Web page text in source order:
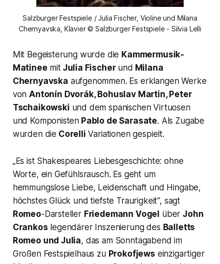
Salzburger Festspiele / Julia Fischer, Violine und Milana
Chernyavska, Klavier © Salzburger Festspiele - Silvia Lelli
Mit Begeisterung wurde die Kammermusik-
Matinee mitJulia Fischerund Milana
Chernyavska aufgenommen. Es erklangen Werke
vonAntonín Dvorák, Bohuslav Martin, Peter
Tschaikowski und dem spanischen Virtuosen
und Komponisten Pablo de Sarasate. Als Zugabe
wurden die Corelli Variationen gespielt.
„Es ist Shakespeares Liebesgeschichte: ohne
Worte, ein Gefühlsrausch. Es geht um
hemmungslose Liebe, Leidenschaft und Hingabe,
höchstes Glück und tiefste Traurigkeit“, sagt
Romeo-Darsteller Friedemann Vogel überJohn
Crankos legendärer Inszenierung des Balletts
Romeo und Julia, das am Sonntagabend im
Großen Festspielhaus zu Prokofjews einzigartiger